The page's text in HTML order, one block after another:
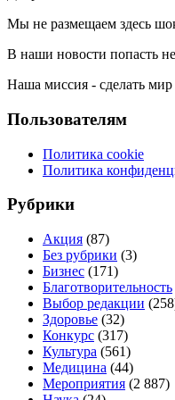
Мы не размещаем здесь
В наши новости попасть
Наша миссия - сделать мир
Пользователям
Политика cookie
Политика
Рубрики
Акция (87)
Без рубрики (3)
Бизнес (171)
Благотворительность
Выбор редакции
Здоровье (32)
Конкурс (317)
Культура (561)
Медицина (44)
Мероприятия (2 887)